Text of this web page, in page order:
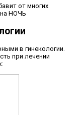
от многих
НОЧЬ
в гинекологии.
при лечении